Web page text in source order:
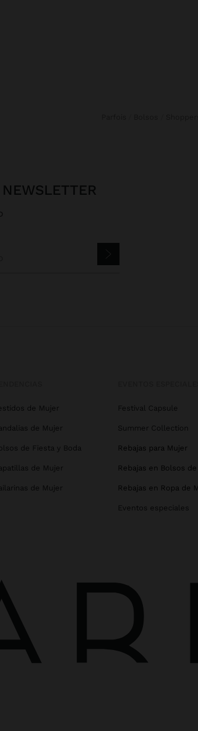
NEWSLETTER
de Mujer
de Mujer
de Fiesta y Boda
de Mujer
de Mujer
Festival Capsule
Summer Collection
Rebajas para Mujer
Rebajas en Bolsos
Rebajas en Ropa de
Eventos especiales